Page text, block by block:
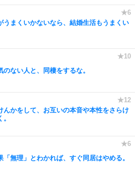
うまくいかないなら、結婚生活もうまくい
のない人と、同棲をするな。
んかをして、お互いの本音や本性をさらけ
「無理」とわかれば、すぐ同居はやめる。